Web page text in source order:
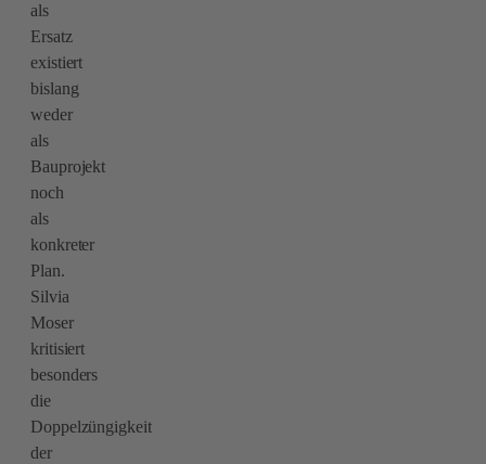
als
Ersatz
existiert
bislang
weder
als
Bauprojekt
noch
als
konkreter
Plan.
Silvia
Moser
kritisiert
besonders
die
Doppelzüngigkeit
der